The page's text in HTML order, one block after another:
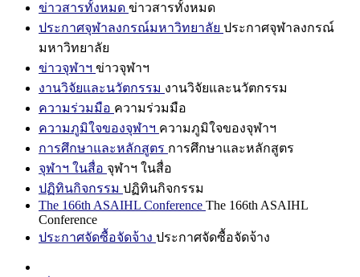
ข่าวสารทั้งหมด ข่าวสารทั้งหมด
ประกาศจุฬาลงกรณ์มหาวิทยาลัย ประกาศจุฬาลงกรณ์
มหาวิทยาลัย
ข่าวจุฬาฯ ข่าวจุฬาฯ
งานวิจัยและนวัตกรรม งานวิจัยและนวัตกรรม
ความร่วมมือ ความร่วมมือ
ความภูมิใจของจุฬาฯ ความภูมิใจของจุฬาฯ
การศึกษาและหลักสูตร การศึกษาและหลักสูตร
จุฬาฯ ในสื่อ จุฬาฯ ในสื่อ
ปฏิทินกิจกรรม ปฏิทินกิจกรรม
The 166th ASAIHL Conference The 166th ASAIHL
Conference
ประกาศจัดซื้อจัดจ้าง ประกาศจัดซื้อจัดจ้าง